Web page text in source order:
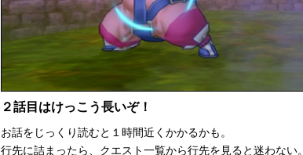
２話目はけっこう長いぞ！
お話をじっくり読むと１時間近くかかるかも。
行先に詰まったら、クエスト一覧から行先を見ると迷わない。